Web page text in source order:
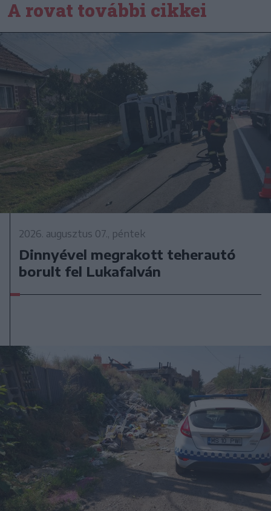
A rovat további cikkei
2026. augusztus 07., péntek
Dinnyével megrakott teherautó
borult fel Lukafalván